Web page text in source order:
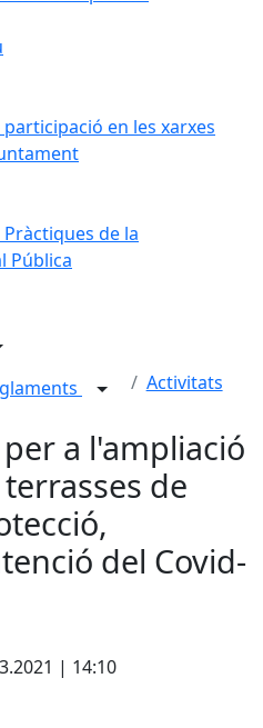
en les xarxes
de la
Pública
Activitats
a l'ampliació
de
del Covid-
| 14:10